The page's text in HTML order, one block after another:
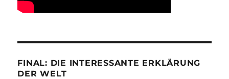
FINAL: DIE INTERESSANTE ERKLÄRUNG
DER WELT